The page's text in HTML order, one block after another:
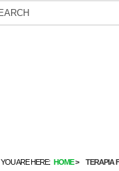
YOU ARE HERE: HOME TERAPIA